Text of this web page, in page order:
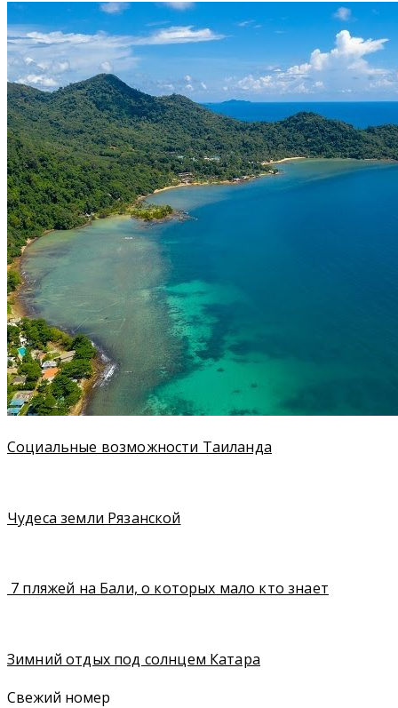
Социальные возможности Таиланда
Чудеса земли Рязанской
7 пляжей на Бали, о которых мало кто знает
Зимний отдых под солнцем Катара
Свежий номер